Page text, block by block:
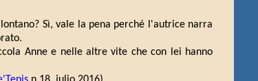
Sì, vale la pena perché l'autrice narra
Anne e nelle altre vite che con lei hanno